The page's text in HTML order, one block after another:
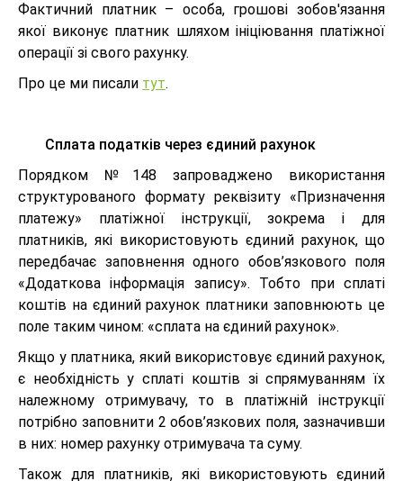
Фактичний платник – особа, грошові зобов'язання
якої виконує платник шляхом ініціювання платіжної
операції зі свого рахунку.
Про це ми писали тут.
Сплата податків через єдиний рахунок
Порядком №148 запроваджено використання
структурованого формату реквізиту «Призначення
платежу» платіжної інструкції, зокрема і для
платників, які використовують єдиний рахунок, що
передбачає заповнення одного обов’язкового поля
«Додаткова інформація запису». Тобто при сплаті
коштів на єдиний рахунок платники заповнюють це
поле таким чином: «сплата на єдиний рахунок».
Якщо у платника, який використовує єдиний рахунок,
є необхідність у сплаті коштів зі спрямуванням їх
належному отримувачу, то в платіжній інструкції
потрібно заповнити 2 обов’язкових поля, зазначивши
в них: номер рахунку отримувача та суму.
Також для платників, які використовують єдиний